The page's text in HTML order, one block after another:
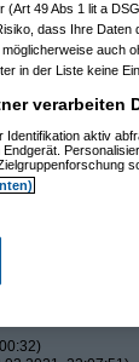
(Art 49 Abs 1 lit a
dass Ihre
auch
in der Liste keine
verarbeiten
Identifikation aktiv